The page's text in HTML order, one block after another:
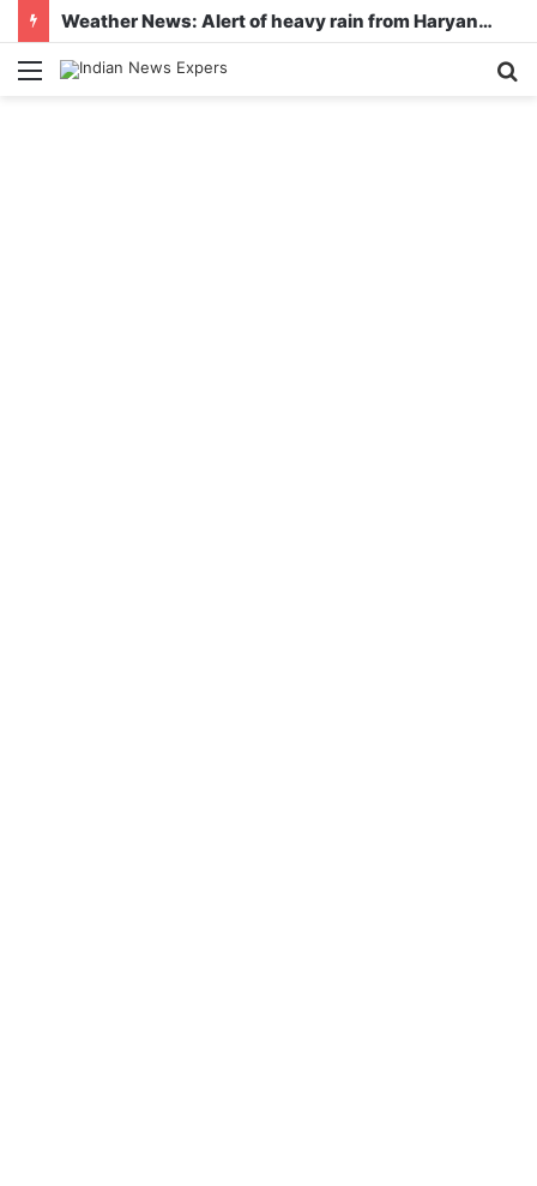
Weather News: Alert of heavy rain from Haryana-Gujarat to Odisha, monsoon is active in many states
Menu